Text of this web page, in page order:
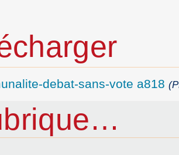
debat-sans-vote a818